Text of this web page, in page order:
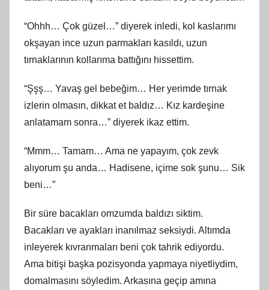
“Ohhh… Çok güzel…” diyerek inledi, kol kaslarımı
okşayan ince uzun parmakları kasıldı, uzun
tırnaklarının kollarıma battığını hissettim.
“Şşş… Yavaş gel bebeğim… Her yerimde tırnak
izlerin olmasın, dikkat et baldız… Kız kardeşine
anlatamam sonra…” diyerek ikaz ettim.
“Mmm… Tamam… Ama ne yapayım, çok zevk
alıyorum şu anda… Hadisene, içime sok şunu… Sik
beni…”
Bir süre bacakları omzumda baldızı siktim.
Bacakları ve ayakları inanılmaz seksiydi. Altımda
inleyerek kıvranmaları beni çok tahrik ediyordu.
Ama bitişi başka pozisyonda yapmaya niyetliydim,
domalmasını söyledim. Arkasına geçip amına